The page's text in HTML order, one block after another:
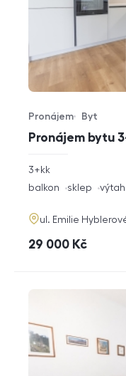
Pronájem bytu
Typ nabídky
Pronájem
Typ nemovitosti
Byt
rozměry
3+kk
funkce
balkon sklep výtah
adresa
ul. Emilie
cena
29 000 Kč